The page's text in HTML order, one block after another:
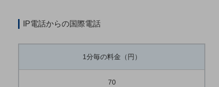
5G対応ホームルーター
IP電話からの国際電話
1分毎の料金（円）
70